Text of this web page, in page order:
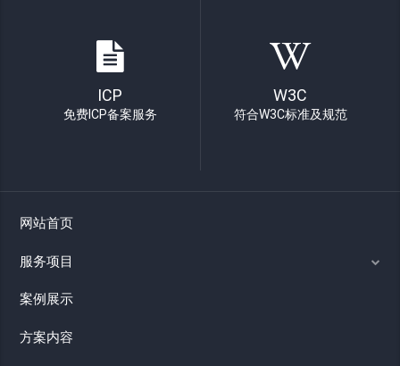
ICP
免费ICP备案服务
W3C
符合W3C标准及规范
网站首页
服务项目
案例展示
方案内容